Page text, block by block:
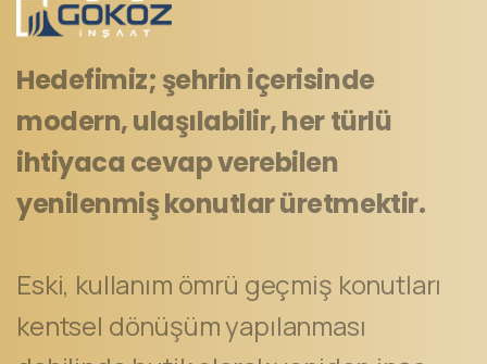
Hedefimiz; şehrin içerisinde
modern, ulaşılabilir, her türlü
ihtiyaca cevap verebilen
yenilenmiş konutlar üretmektir.
Eski, kullanım ömrü geçmiş konutları
kentsel dönüşüm yapılanması